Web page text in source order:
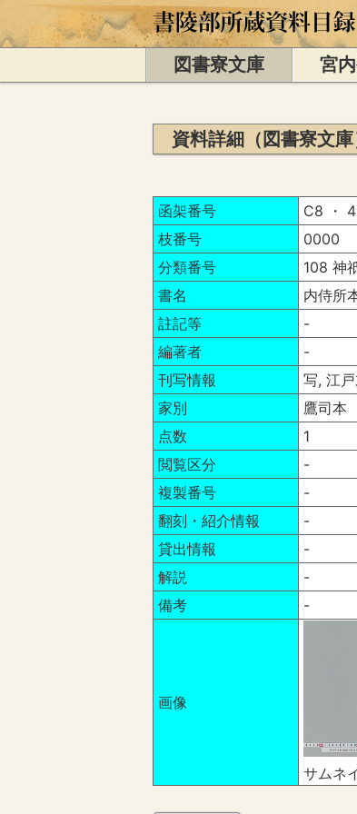
図書寮文庫 宮
資料詳細（図書寮文庫
函架番号
C8 ・
枝番号
0000
分類番号
108 神
書名
内侍所
註記等
-
編著者
-
刊写情報
写, 江
家別
鷹司本
点数
1
閲覧区分
-
複製番号
-
翻刻・紹介情報
-
貸出情報
-
解説
-
備考
-
画像
サムネ